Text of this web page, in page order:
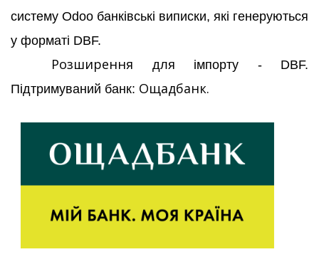
систему Odoo банківські виписки, які генеруються
у форматі DBF.
Розширення для імпорту - DBF.
Підтримуваний банк: Ощадбанк.